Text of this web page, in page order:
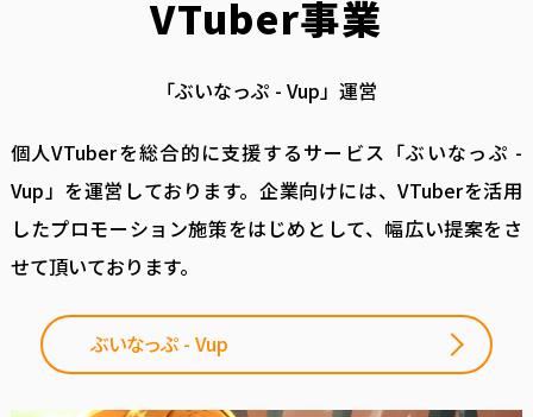
VTuber事業
「ぶいなっぷ - Vup」運営
個人VTuberを総合的に支援するサービス「ぶいなっぷ -
Vup」を運営しております。企業向けには、VTuberを活用
したプロモーション施策をはじめとして、幅広い提案をさ
せて頂いております。
ぶいなっぷ - Vup